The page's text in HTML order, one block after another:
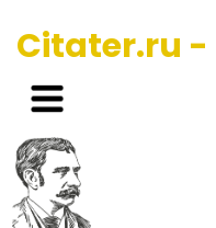
Citater.ru -